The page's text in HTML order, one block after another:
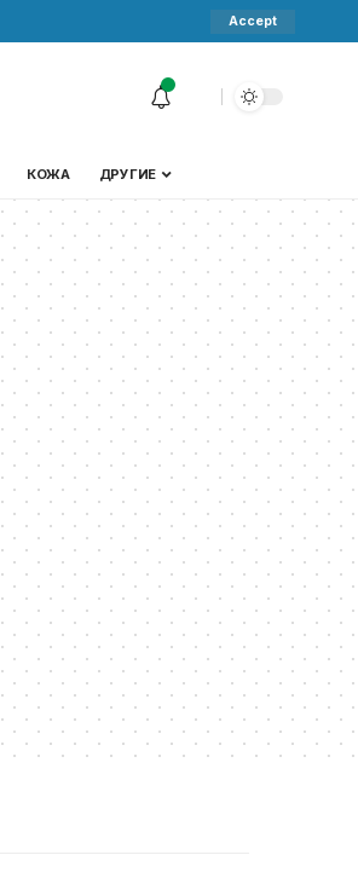
Accept
КОЖА ДРУГИЕ